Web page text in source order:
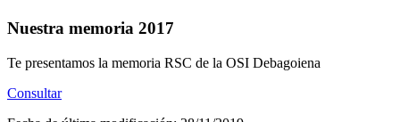
Nuestra memoria 2017
Te presentamos la memoria RSC de la OSI Debagoiena
Consultar